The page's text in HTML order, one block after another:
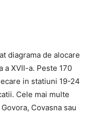
diagrama de alocare
XVII-a. Peste 170
in statiuni 19-24
Cele mai multe
Covasna sau